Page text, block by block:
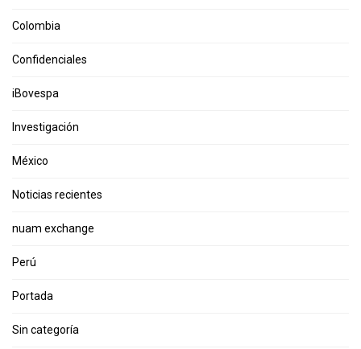
Colombia
Confidenciales
iBovespa
Investigación
México
Noticias recientes
nuam exchange
Perú
Portada
Sin categoría